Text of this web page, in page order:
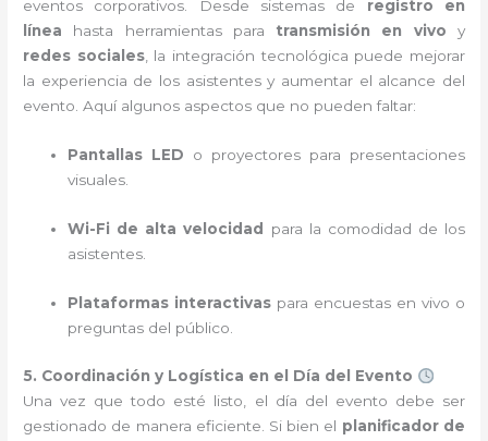
eventos corporativos. Desde sistemas de registro en
línea hasta herramientas para transmisión en vivo y
redes sociales, la integración tecnológica puede mejorar
la experiencia de los asistentes y aumentar el alcance del
evento. Aquí algunos aspectos que no pueden faltar:
Pantallas LED o proyectores para presentaciones
visuales.
Wi-Fi de alta velocidad
para la comodidad de los
asistentes.
Plataformas interactivas para encuestas en vivo o
preguntas del público.
5. Coordinación y Logística en el Día del Evento
Una vez que todo esté listo, el día del evento debe ser
gestionado de manera eficiente. Si bien el planificador de